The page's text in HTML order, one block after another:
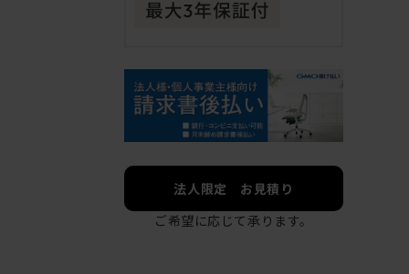
法人限定 お見積り
ご希望に応じて承ります。